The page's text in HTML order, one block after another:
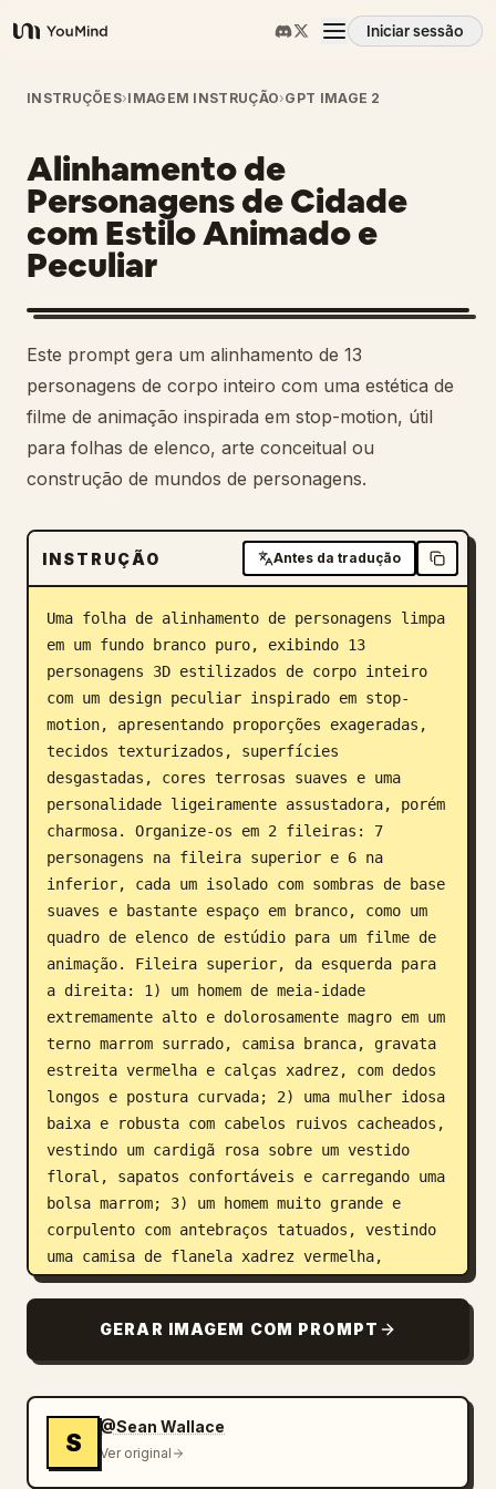
YouMind
Iniciar sessão
Visão geral
Casos de uso
Habilidades
Prompts
Preços
Transferir
Blogue
INSTRUÇÕES›IMAGEM INSTRUÇÃO›GPT IMAGE 2
Alinhamento de
Personagens de Cidade
com Estilo Animado e
Peculiar
Este prompt gera um alinhamento de 13
personagens de corpo inteiro com uma estética de
filme de animação inspirada em stop-motion, útil
para folhas de elenco, arte conceitual ou
construção de mundos de personagens.
INSTRUÇÃO Antes da tradução
Uma folha de alinhamento de personagens limpa
em um fundo branco puro, exibindo 13
personagens 3D estilizados de corpo inteiro
com um design peculiar inspirado em stop-
motion, apresentando proporções exageradas,
tecidos texturizados, superfícies
desgastadas, cores terrosas suaves e uma
personalidade ligeiramente assustadora, porém
charmosa. Organize-os em 2 fileiras: 7
personagens na fileira superior e 6 na
inferior, cada um isolado com sombras de base
suaves e bastante espaço em branco, como um
quadro de elenco de estúdio para um filme de
animação. Fileira superior, da esquerda para
a direita: 1) um homem de meia-idade
extremamente alto e dolorosamente magro em um
terno marrom surrado, camisa branca, gravata
estreita vermelha e calças xadrez, com dedos
longos e postura curvada; 2) uma mulher idosa
baixa e robusta com cabelos ruivos cacheados,
vestindo um cardigã rosa sobre um vestido
floral, sapatos confortáveis e carregando uma
bolsa marrom; 3) um homem muito grande e
corpulento com antebraços tatuados, vestindo
uma camisa de flanela xadrez vermelha,
suspensórios, calças escuras desgastadas,
bruto; 4) uma adolescente gótica magra com
pele pálida, rabo de cavalo preto bagunçado,
braços cruzados e uma expressão de tédio; 5)
um adolescente esguio de gorro de tricô,
moletom e jaqueta em camadas, calça skinny e
GERAR IMAGEM COM PROMPT
S
@Sean Wallace
Ver original